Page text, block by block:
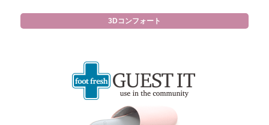
3Dコンフォート